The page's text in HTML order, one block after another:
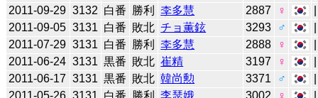
2011-09-29 3132 白番 勝利 李多慧 2887 ♀
2011-09-05 3131 白番 敗北 チョ薫鉉 3293 ♂
2011-07-29 3131 白番 勝利 李多慧 2888 ♀
2011-06-24 3131 黒番 敗北 崔精 3197 ♀
2011-06-17 3131 黒番 敗北 韓尚勲 3371 ♂
2011-05-26 3131 白番 勝利 李瑟娥 3002 ♀